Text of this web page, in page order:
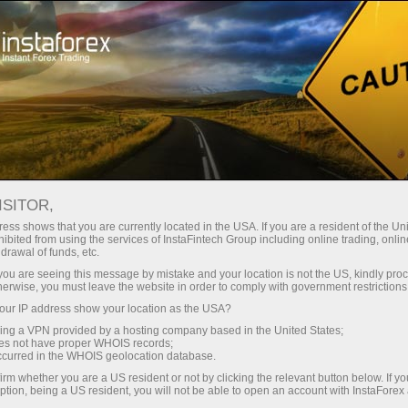
торговый счёт Торговые платформы
Инвесторам Партнерам
демосчет
shows that you are currently located in the USA. If you are a resident of the
from using the services of InstaFintech Group including online trading,
of funds, etc.
are seeing this message by mistake and your location is not the US, kindly
you must leave the website in order to comply with government
IP address show your location as the USA?
a VPN provided by a hosting company based in the United States;
not have proper WHOIS records;
in the WHOIS geolocation database.
whether you are a US resident or not by clicking the relevant button below. If
being a US resident, you will not be able to open an account with InstaForex